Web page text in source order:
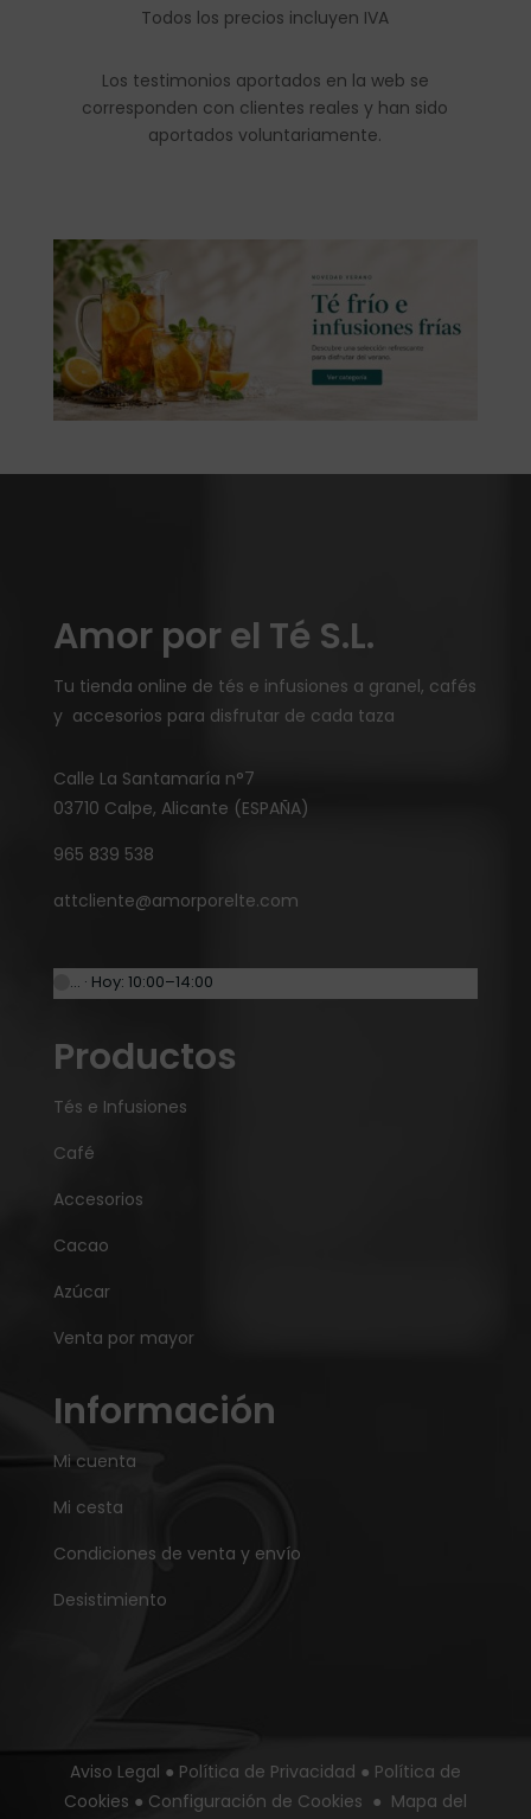
Todos los precios incluyen IVA
Los testimonios aportados en la web se
corresponden con clientes reales y han sido
aportados voluntariamente.
Amor por el Té S.L.
Tu tienda online de tés e infusiones a granel, cafés
y accesorios para disfrutar de cada taza
Calle La Santamaría n°7
03710 Calpe, Alicante (ESPAÑA)
965 839 538
attcliente@amorporelte.com
… · Hoy: 10:00–14:00
Productos
Tés e Infusiones
Café
Accesorios
Cacao
Azúcar
Venta por mayor
Información
Mi cuenta
Mi cesta
Condiciones de venta y envío
Desistimiento
Aviso Legal ● Política de Privacidad ● Política de
Cookies ● Configuración de Cookies ● Mapa del